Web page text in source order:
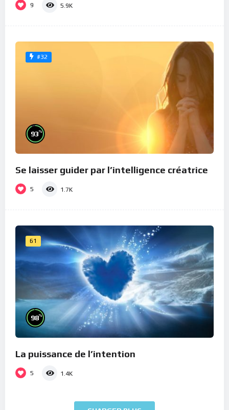
9 5.9K
#32
93%
Se laisser guider par l’intelligence créatrice
5 1.7K
61
98%
La puissance de l’intention
5 1.4K